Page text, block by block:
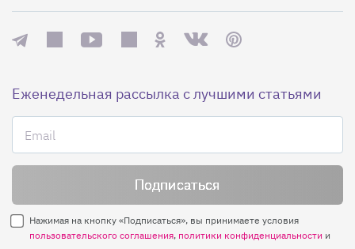
Еженедельная рассылка с лучшими статьями
Нажимая на кнопку «Подписаться», вы принимаете условия
пользовательского соглашения, политики конфиденциальности и